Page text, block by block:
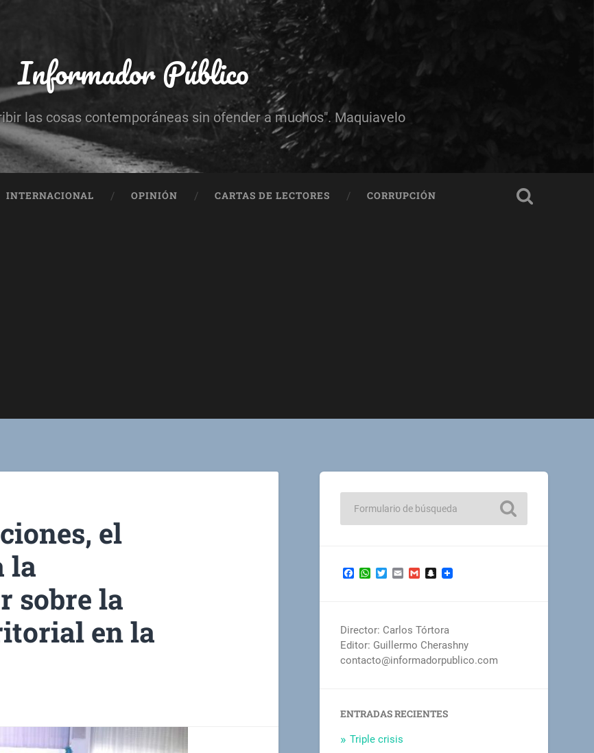
Informador Público
las cosas contemporáneas sin ofender a muchos". Maquiavelo
INTERNACIONAL OPINIÓN CARTAS DE LECTORES CORRUPCIÓN
el
la
sobre la
en la
Facebook
WhatsApp
TwitterEmailGmailSnapchat
Director: Carlos Tórtora
Editor: Guillermo Cherashny
contacto@informadorpublico.com
ENTRADAS RECIENTES
Triple crisis